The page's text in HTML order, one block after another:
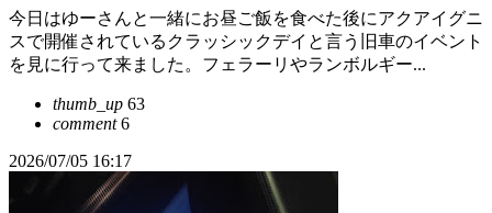
今日はゆーさんと一緒にお昼ご飯を食べた後にアクアイグニ
スで開催されているクラッシックデイと言う旧車のイベント
を見に行って来ました。フェラーリやランボルギー...
thumb_up 63
comment6
2026/07/05 16:17